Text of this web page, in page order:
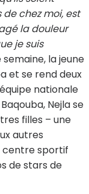
chez moi, est
la douleur
je suis
la jeune
et se rend deux
nationale
Nejla se
filles – une
autres
centre sportif
de stars de